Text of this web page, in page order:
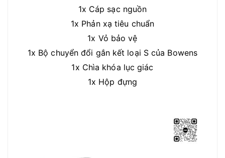
1x Cáp sạc nguồn
1x Phản xạ tiêu chuẩn
1x Vỏ bảo vệ
1x Bộ chuyển đổi gắn kết loại S của Bowens
1x Chìa khóa lục giác
1x Hộp đựng